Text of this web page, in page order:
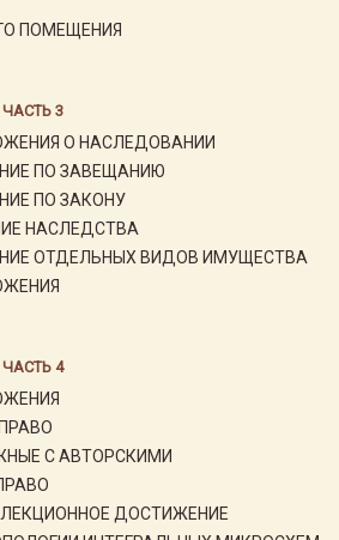
ПОМЕЩЕНИЯ
3
О НАСЛЕДОВАНИИ
ПО ЗАВЕЩАНИЮ
ПО ЗАКОНУ
НАСЛЕДСТВА
ОТДЕЛЬНЫХ ВИДОВ ИМУЩЕСТВА
4
С АВТОРСКИМИ
ДОСТИЖЕНИЕ